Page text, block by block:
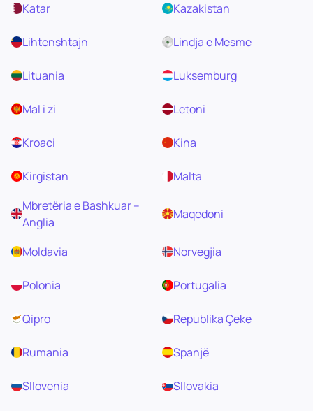
Katar Kazakistan
Lihtenshtajn Lindja e Mesme
Lituania Luksemburg
Mal i zi Letoni
Kroaci Kina
Kirgistan
Malta
Mbretëria e Bashkuar –
Anglia
Maqedoni
Moldavia Norvegjia
Polonia Portugalia
Qipro Republika Çeke
Rumania Spanjë
Sllovenia Sllovakia